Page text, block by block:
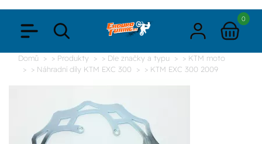
0
Domů > Produkty > Dle značky a typu
> KTM moto
> Náhradní díly KTM EXC 300
> KTM EXC 300 2009